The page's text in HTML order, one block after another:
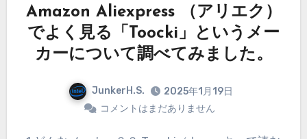
Amazon Aliexpress （アリエク）
でよく見る「Toocki」というメー
カーについて調べてみました。
JunkerH.S.
2025年1月19日
コメントはまだありません